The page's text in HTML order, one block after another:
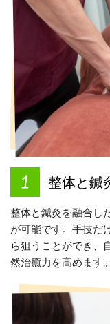
整体と鍼
整体と鍼灸を融合し
が可能です。手技だ
ら狙うことができ、
然治癒力を高めます。